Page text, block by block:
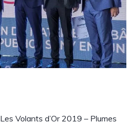
Volants d’Or 2019 – Plumes